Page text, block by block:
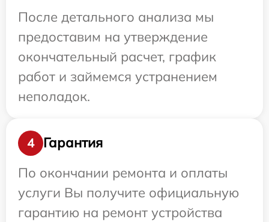
После детального анализа мы
предоставим на утверждение
окончательный расчет, график
работ и займемся устранением
неполадок.
4
Гарантия
По окончании ремонта и оплаты
услуги Вы получите официальную
гарантию на ремонт устройства